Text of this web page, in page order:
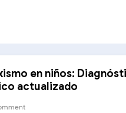
en niños:
actualizado